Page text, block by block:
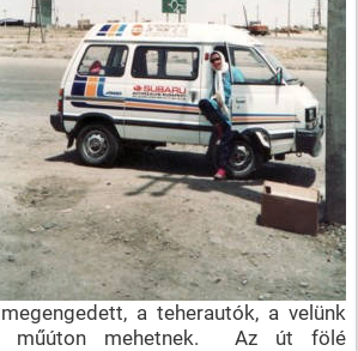
a teherautók, a velünk
műúton mehetnek. Az út fölé